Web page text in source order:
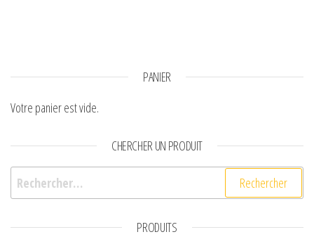
PANIER
Votre panier est vide.
CHERCHER UN PRODUIT
Rechercher :
PRODUITS